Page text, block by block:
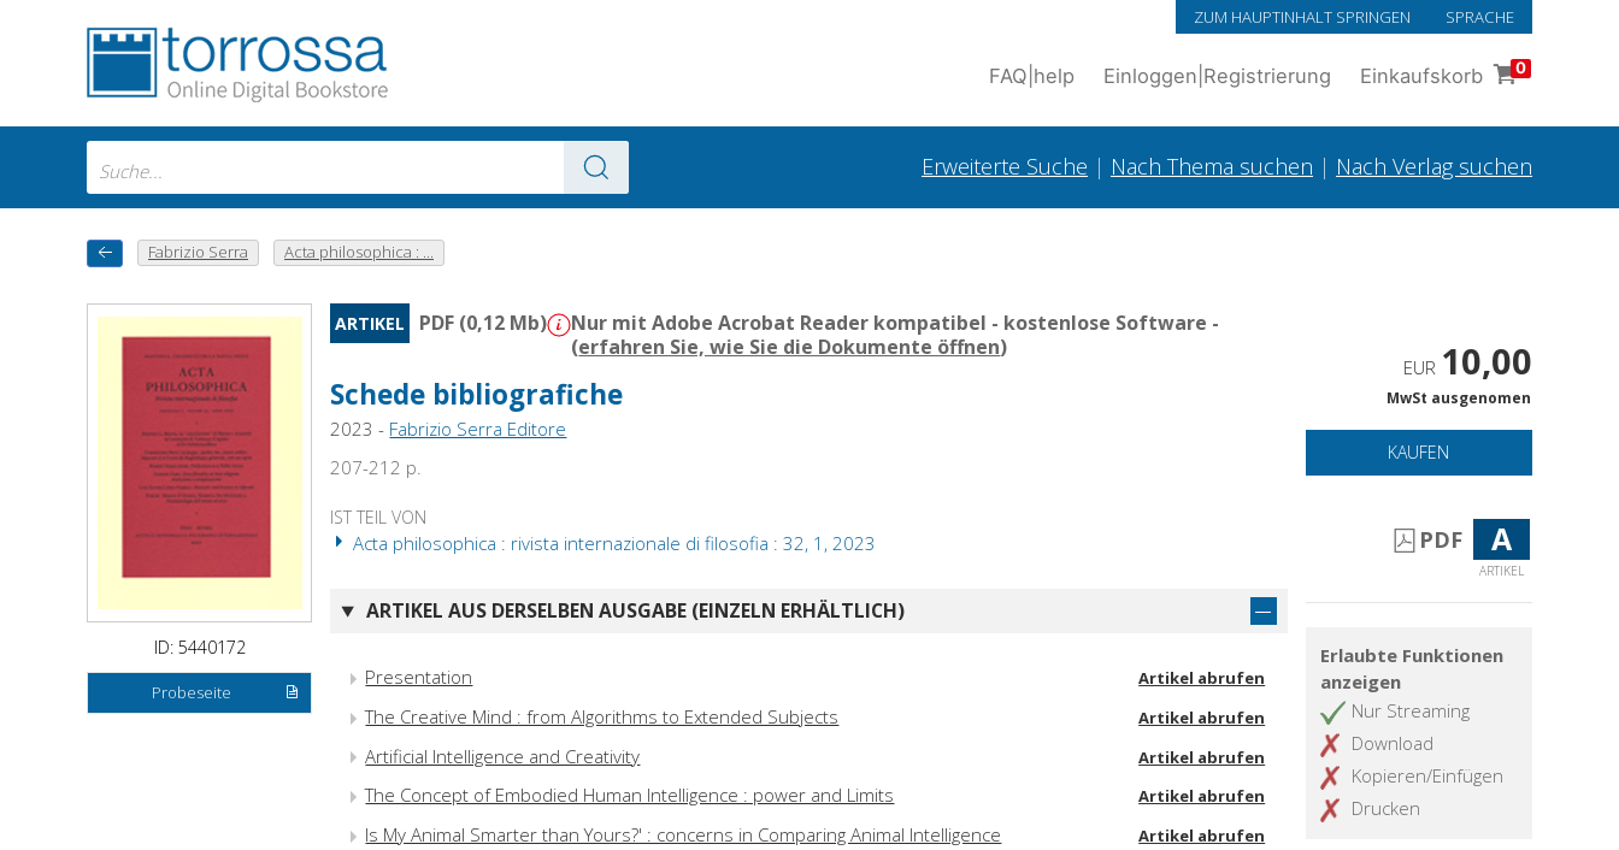
ZUM HAUPTINHALT SPRINGEN SPRACHE
FAQ help Einloggen Registrierung Einkaufskorb 0
Erweiterte Suche | Nach Thema suchen | Nach Verlag suchen
Fabrizio Serra Acta philosophica : ...
ID: 5440172
Probeseite
ARTIKEL PDF (0,12 Mb)
Nur mit Adobe Acrobat Reader kompatibel - kostenlose Software -
(erfahren Sie, wie Sie die Dokumente öffnen)
Schede bibliografiche
2023 - Fabrizio Serra Editore
207-212 p.
IST TEIL VON
Acta philosophica : rivista internazionale di filosofia : 32, 1, 2023
ARTIKEL AUS DERSELBEN AUSGABE (EINZELN ERHÄLTLICH)
Presentation Artikel abrufen
The Creative Mind : from Algorithms to Extended Subjects Artikel abrufen
Artificial Intelligence and Creativity Artikel abrufen
The Concept of Embodied Human Intelligence : power and Limits Artikel abrufen
Is My Animal Smarter than Yours?' : concerns in Comparing Animal Intelligence Artikel abrufen
EUR 10,00
MwSt ausgenomen
KAUFEN
PDF A
ARTIKEL
Erlaubte Funktionen
anzeigen
Nur Streaming
Download
Kopieren/Einfügen
Drucken